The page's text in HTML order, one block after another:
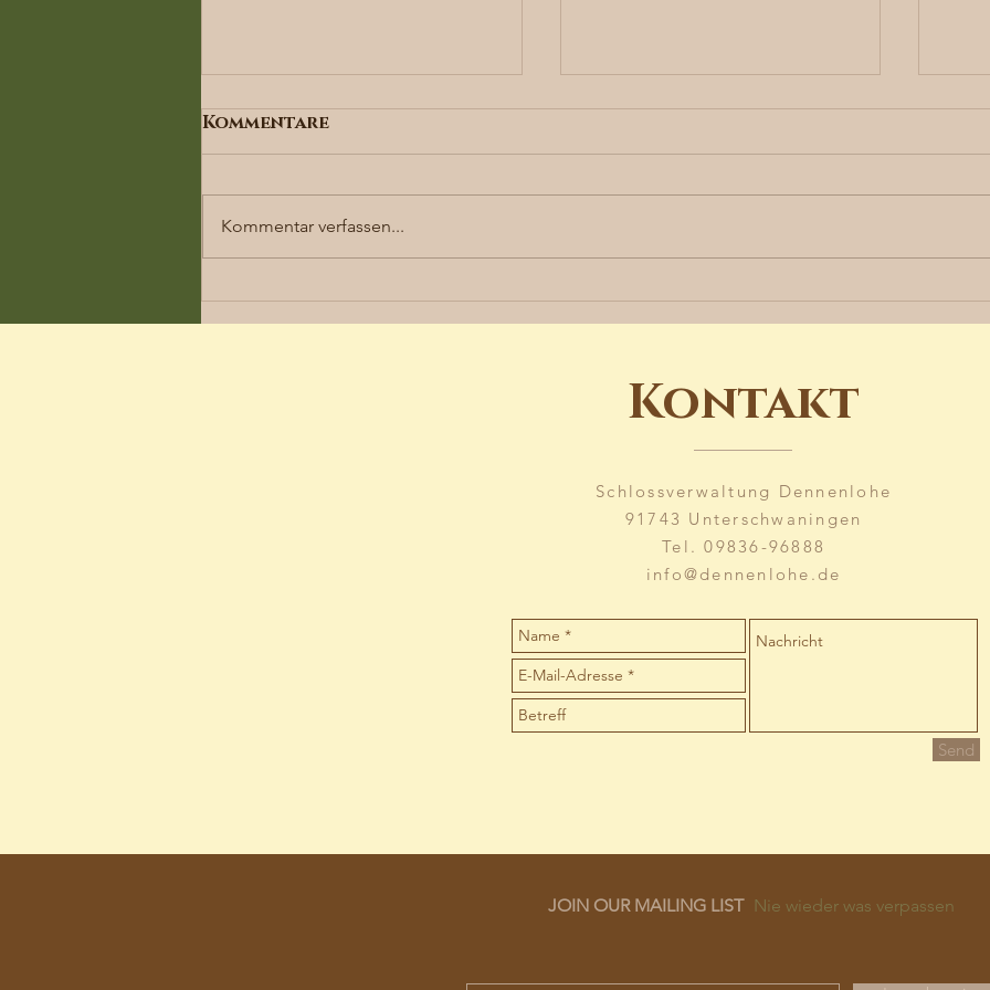
Hundespieltage und
Rosenberg und wilde
Kommentare
Kommentar verfassen...
Kontakt
Schlossverwaltung Dennenlohe
91743 Unterschwaningen
Tel. 09836-96888
info@dennenlohe.de
Send
JOIN OUR MAILING LIST Nie wieder was verpassen